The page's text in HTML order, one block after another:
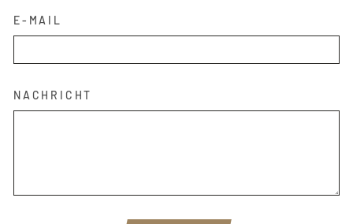
E-MAIL
NACHRICHT